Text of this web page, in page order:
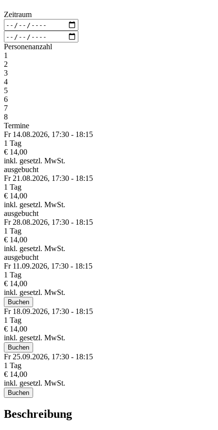
Zeitraum
Personenanzahl
1
2
3
4
5
6
7
8
Termine
Fr 14.08.2026, 17:30 - 18:15
1 Tag
€ 14,00
inkl. gesetzl. MwSt.
ausgebucht
Fr 21.08.2026, 17:30 - 18:15
1 Tag
€ 14,00
inkl. gesetzl. MwSt.
ausgebucht
Fr 28.08.2026, 17:30 - 18:15
1 Tag
€ 14,00
inkl. gesetzl. MwSt.
ausgebucht
Fr 11.09.2026, 17:30 - 18:15
1 Tag
€ 14,00
inkl. gesetzl. MwSt.
Buchen
Fr 18.09.2026, 17:30 - 18:15
1 Tag
€ 14,00
inkl. gesetzl. MwSt.
Buchen
Fr 25.09.2026, 17:30 - 18:15
1 Tag
€ 14,00
inkl. gesetzl. MwSt.
Buchen
Beschreibung